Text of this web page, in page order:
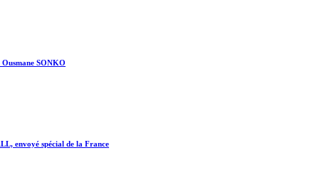
SONKO
envoyé spécial de la France